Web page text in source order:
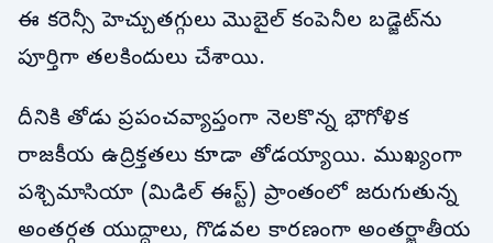
ఈ కరెన్సీ హెచ్చుతగ్గులు మొబైల్ కంపెనీల బడ్జెట్‌ను
పూర్తిగా తలకిందులు చేశాయి.
దీనికి తోడు ప్రపంచవ్యాప్తంగా నెలకొన్న భౌగోళిక
రాజకీయ ఉద్రిక్తతలు కూడా తోడయ్యాయి. ముఖ్యంగా
పశ్చిమాసియా (మిడిల్ ఈస్ట్) ప్రాంతంలో జరుగుతున్న
అంతర్గత యుద్ధాలు, గొడవల కారణంగా అంతర్జాతీయ